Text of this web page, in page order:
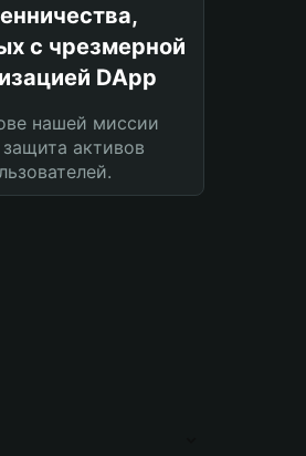
с чрезмерной
DApp
нашей миссии
активов